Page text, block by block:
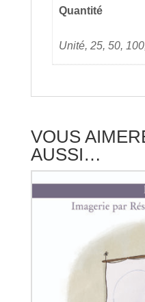
Quantité
Unité, 25, 50,
VOUS
AUSSI…